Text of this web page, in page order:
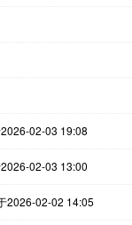
02-03 19:08
02-03 13:00
2026-02-02 14:05